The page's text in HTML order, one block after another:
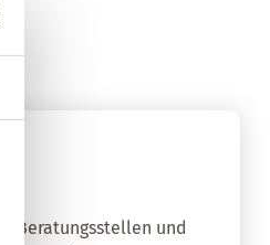
Beratungsstellen und